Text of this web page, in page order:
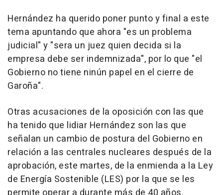
Hernández ha querido poner punto y final a este
tema apuntando que ahora "es un problema
judicial" y "sera un juez quien decida si la
empresa debe ser indemnizada", por lo que "el
Gobierno no tiene ninún papel en el cierre de
Garoña".
Otras acusaciones de la oposición con las que
ha tenido que lidiar Hernández son las que
señalan un cambio de postura del Gobierno en
relación a las centrales nucleares después de la
aprobación, este martes, de la enmienda a la Ley
de Energía Sostenible (LES) por la que se les